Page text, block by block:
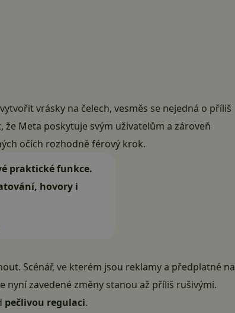
vrásky na čelech, vesměs se nejedná o příliš
že Meta poskytuje svým uživatelům a zároveň
očích rozhodně férový krok.
praktické funkce.
hovory i
Scénář, ve kterém jsou reklamy a předplatné na
nyní zavedené změny stanou až příliš rušivými.
pečlivou regulaci.